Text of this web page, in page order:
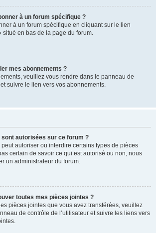
à un forum spécifique ?
à un forum spécifique en cliquant sur le lien
situé en bas de la page du forum.
mes abonnements ?
veuillez vous rendre dans le panneau de
suivre le lien vers vos abonnements.
autorisées sur ce forum ?
autoriser ou interdire certains types de pièces
certain de savoir ce qui est autorisé ou non, nous
un administrateur du forum.
toutes mes pièces jointes ?
pièces jointes que vous avez transférées, veuillez
de contrôle de l’utilisateur et suivre les liens vers